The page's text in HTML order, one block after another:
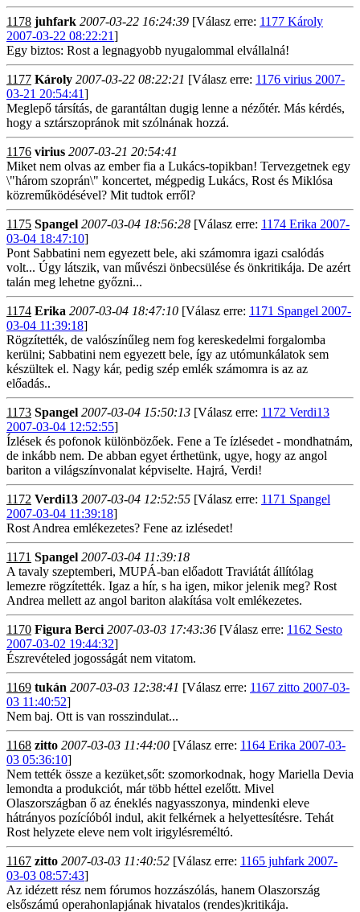
1178 juhfark 2007-03-22 16:24:39 [Válasz erre: 1177 Károly
2007-03-22 08:22:21]
Egy biztos: Rost a legnagyobb nyugalommal elvállalná!
1177 Károly 2007-03-22 08:22:21 [Válasz erre: 1176 virius 2007-
03-21 20:54:41]
Meglepő társítás, de garantáltan dugig lenne a nézőtér. Más kérdés,
hogy a sztárszopránok mit szólnának hozzá.
1176 virius 2007-03-21 20:54:41
Miket nem olvas az ember fia a Lukács-topikban! Tervezgetnek egy
\"három szoprán\" koncertet, mégpedig Lukács, Rost és Miklósa
közreműködésével? Mit tudtok erről?
1175 Spangel 2007-03-04 18:56:28 [Válasz erre: 1174 Erika 2007-
03-04 18:47:10]
Pont Sabbatini nem egyezett bele, aki számomra igazi csalódás
volt... Úgy látszik, van művészi önbecsülése és önkritikája. De azért
talán meg lehetne győzni...
1174 Erika 2007-03-04 18:47:10 [Válasz erre: 1171 Spangel 2007-
03-04 11:39:18]
Rögzítették, de valószínűleg nem fog kereskedelmi forgalomba
kerülni; Sabbatini nem egyezett bele, így az utómunkálatok sem
készültek el. Nagy kár, pedig szép emlék számomra is az az
előadás..
1173 Spangel 2007-03-04 15:50:13 [Válasz erre: 1172 Verdi13
2007-03-04 12:52:55]
Ízlések és pofonok különbözőek. Fene a Te ízlésedet - mondhatnám,
de inkább nem. De abban egyet érthetünk, ugye, hogy az angol
bariton a világszínvonalat képviselte. Hajrá, Verdi!
1172 Verdi13 2007-03-04 12:52:55 [Válasz erre: 1171 Spangel
2007-03-04 11:39:18]
Rost Andrea emlékezetes? Fene az izlésedet!
1171 Spangel 2007-03-04 11:39:18
A tavaly szeptemberi, MUPÁ-ban előadott Traviátát állítólag
lemezre rögzítették. Igaz a hír, s ha igen, mikor jelenik meg? Rost
Andrea mellett az angol bariton alakítása volt emlékezetes.
1170 Figura Berci 2007-03-03 17:43:36 [Válasz erre: 1162 Sesto
2007-03-02 19:44:32]
Észrevételed jogosságát nem vitatom.
1169 tukán 2007-03-03 12:38:41 [Válasz erre: 1167 zitto 2007-03-
03 11:40:52]
Nem baj. Ott is van rosszindulat...
1168 zitto 2007-03-03 11:44:00 [Válasz erre: 1164 Erika 2007-03-
03 05:36:10]
Nem tették össze a kezüket,sőt: szomorkodnak, hogy Mariella Devia
lemondta a produkciót, már több héttel ezelőtt. Mivel
Olaszországban ő az éneklés nagyasszonya, mindenki eleve
hátrányos pozícíóból indul, akit felkérnek a helyettesítésre. Tehát
Rost helyzete eleve nem volt irigylésreméltó.
1167 zitto 2007-03-03 11:40:52 [Válasz erre: 1165 juhfark 2007-
03-03 08:57:43]
Az idézett rész nem fórumos hozzászólás, hanem Olaszország
elsőszámú operahonlapjának hivatalos (rendes)kritikája.